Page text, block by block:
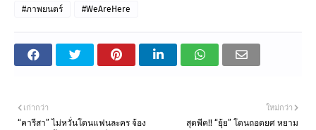
#ภาพยนตร์ #WeAreHere
ใหม่กว่า
สุดพีค!! “ยุ้ย” โดนถอดยศ หยาม
เก่ากว่า
“คารีสา” ไม่หวั่นโดนแฟนละคร จ้อง